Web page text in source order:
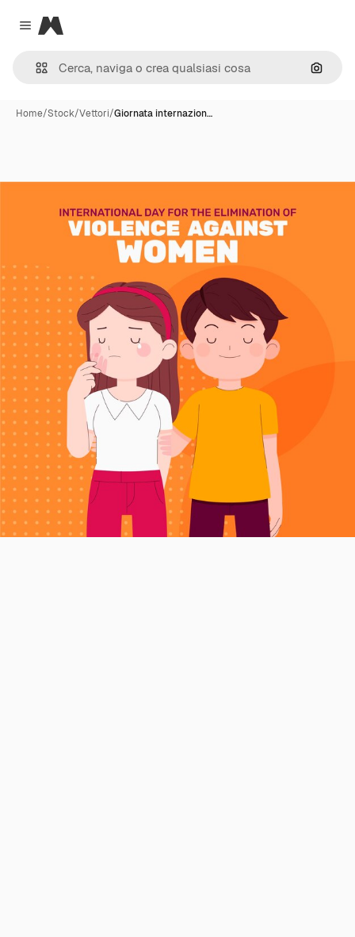
Close menu
Magnific
Cerca
Home/Stock/Vettori/Giornata internazion…